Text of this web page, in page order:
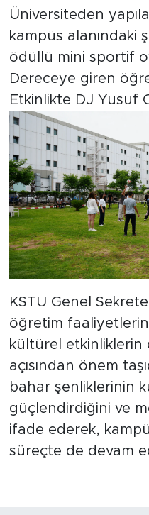
Üniversiteden
kampüs alanındaki
ödüllü mini sportif
Dereceye giren
Etkinlikte DJ Yusuf
KSTU Genel
öğretim
kültürel etkinliklerin
açısından önem
bahar şenliklerinin
güçlendirdiğini ve
ifade ederek,
süreçte de devam